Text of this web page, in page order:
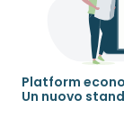
Platform
Un nuovo